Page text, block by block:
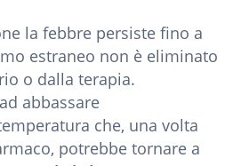
la febbre persiste fino a
estraneo non è eliminato
o dalla terapia.
abbassare
che, una volta
potrebbe tornare a